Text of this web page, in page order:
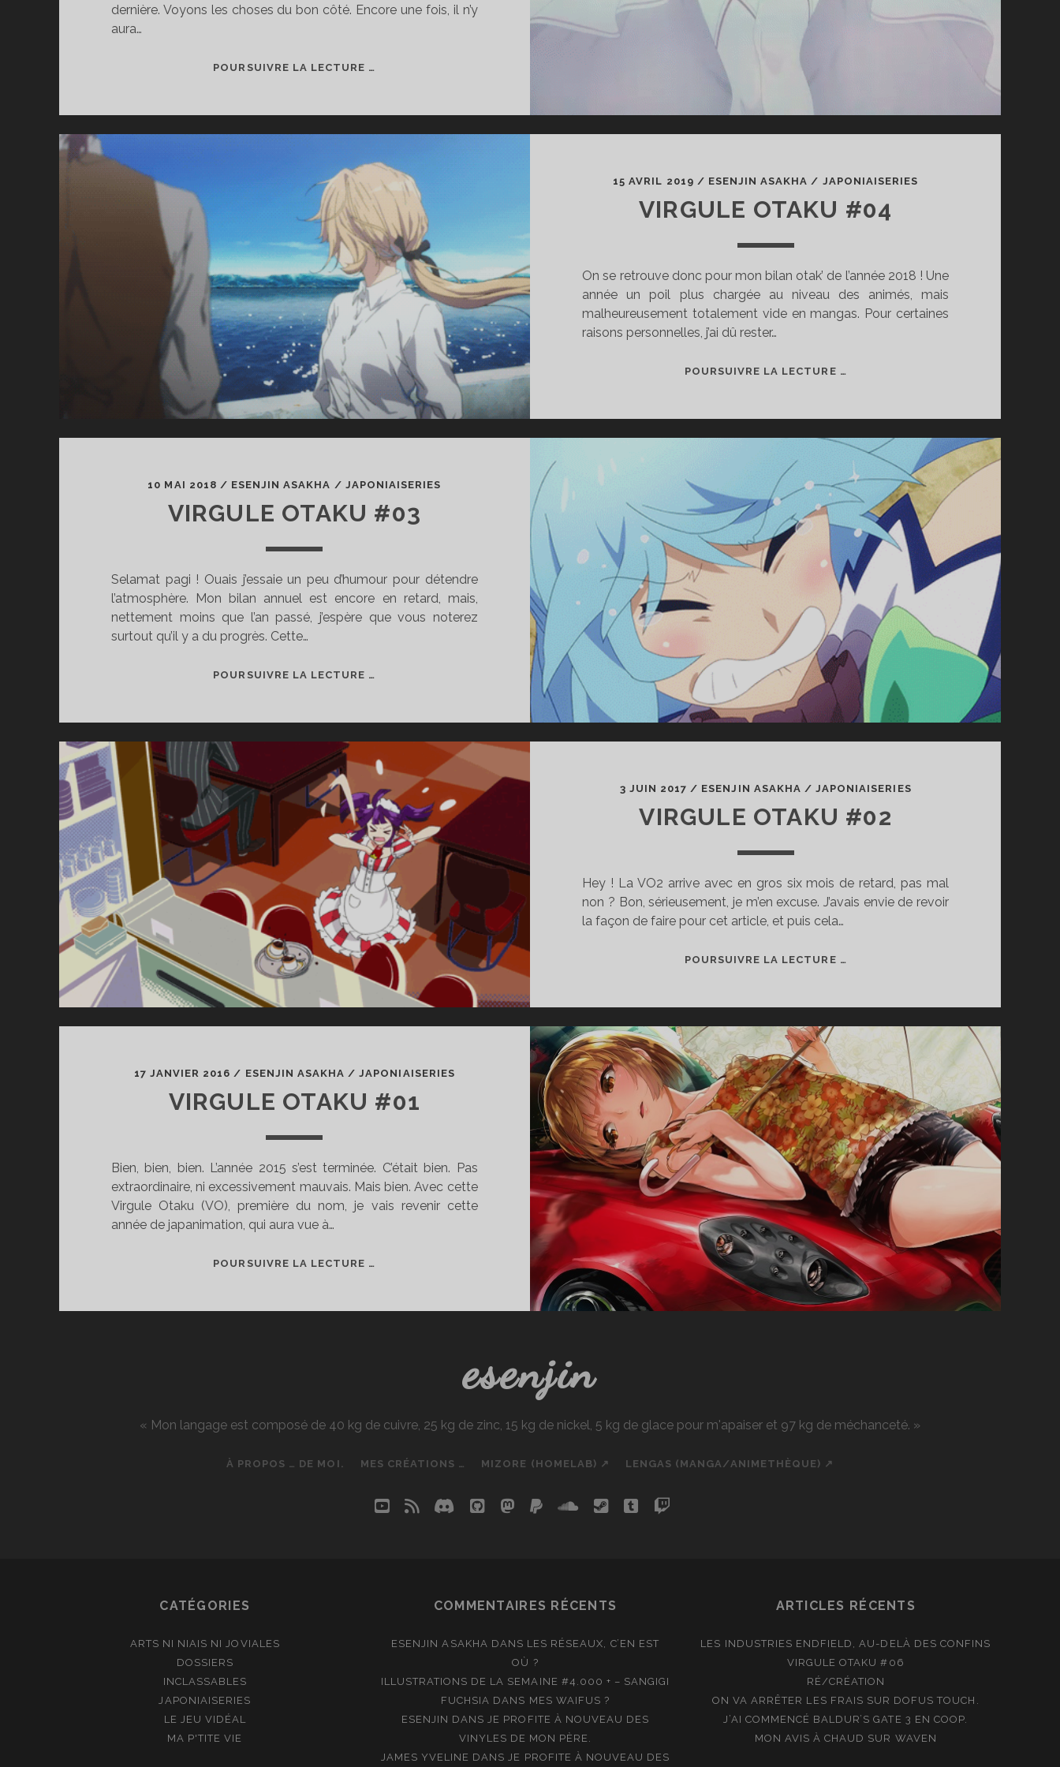
dernière. Voyons les choses du bon côté. Encore une fois, il n’y
aura…
POURSUIVRE LA LECTURE …
15 AVRIL 2019 / ESENJIN ASAKHA / JAPONIAISERIES
VIRGULE OTAKU #04
On se retrouve donc pour mon bilan otak’ de l’année 2018 ! Une
année un poil plus chargée au niveau des animés, mais
malheureusement totalement vide en mangas. Pour certaines
raisons personnelles, j’ai dû rester…
POURSUIVRE LA LECTURE …
10 MAI 2018 / ESENJIN ASAKHA / JAPONIAISERIES
VIRGULE OTAKU #03
Selamat pagi ! Ouais j’essaie un peu d’humour pour détendre
l’atmosphère. Mon bilan annuel est encore en retard, mais,
nettement moins que l’an passé, j’espère que vous noterez
surtout qu’il y a du progrès. Cette…
POURSUIVRE LA LECTURE …
3 JUIN 2017 / ESENJIN ASAKHA /JAPONIAISERIES
VIRGULE OTAKU #02
Hey ! La VO2 arrive avec en gros six mois de retard, pas mal
non ? Bon, sérieusement, je m’en excuse. J’avais envie de revoir
la façon de faire pour cet article, et puis cela…
POURSUIVRE LA LECTURE …
17 JANVIER 2016 / ESENJIN ASAKHA /JAPONIAISERIES
VIRGULE OTAKU #01
Bien, bien, bien. L’année 2015 s’est terminée. C’était bien. Pas
extraordinaire, ni excessivement mauvais. Mais bien. Avec cette
Virgule Otaku (VO), première du nom, je vais revenir cette
année de japanimation, qui aura vue à…
POURSUIVRE LA LECTURE …
esenjin
« Mon langage est composé de 40 kg de cuivre, 25 kg de zinc, 15 kg de nickel, 5 kg de glace pour m'apaiser et 97 kg de méchanceté. »
À PROPOS … DE MOI. MES CRÉATIONS … MIZORE (HOMELAB) ↗ LENGAS (MANGA/ANIMETHÈQUE) ↗
youtube
rss discord
githubmastodon
paypalsoundcloud
steamtumblrtwitch
CATÉGORIES
ARTS NI NIAIS NI JOVIALES
DOSSIERS
INCLASSABLES
JAPONIAISERIES
LE JEU VIDÉAL
MA P'TITE VIE
COMMENTAIRES RÉCENTS
ESENJIN ASAKHA DANS LES RÉSEAUX, C’EN EST
OÙ ?
ILLUSTRATIONS DE LA SEMAINE #4.000 + – SANGIGI
FUCHSIA DANS MES WAIFUS ?
ESENJIN DANSJE PROFITE À NOUVEAU DES
VINYLES DE MON PÈRE.
JAMES YVELINE DANSJE PROFITE À NOUVEAU DES
ARTICLES RÉCENTS
LES INDUSTRIES ENDFIELD, AU-DELÀ DES CONFINS
VIRGULE OTAKU #06
RÉ/CRÉATION
ON VA ARRÊTER LES FRAIS SUR DOFUS TOUCH.
J’AI COMMENCÉ BALDUR’S GATE 3 EN COOP.
MON AVIS À CHAUD SUR WAVEN